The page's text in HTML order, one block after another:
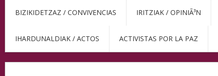
BIZIKIDETZAZ / CONVIVENCIAS IRITZIAK / OPINIÃ³N
IHARDUNALDIAK / ACTOS ACTIVISTAS POR LA PAZ